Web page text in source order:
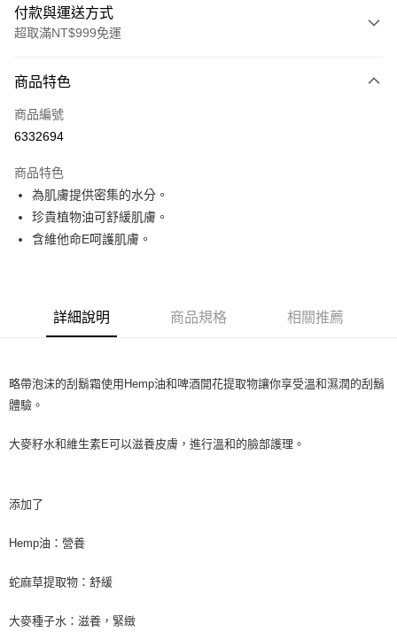
付款與運送方式
超取滿NT$999免運
信用卡一次付款
超商取貨付款
Apple Pay
街口支付
ATM付款
全家取貨付款
全家純取貨 (先付款
7-11取貨付款
每筆NT$80，滿NT$999(含以上)免運費
宅配
商品特色
商品編號
6332694
商品特色
為肌膚提供密集的水分。
珍貴植物油可舒緩肌膚。
含維他命E呵護肌膚。
詳細說明 商品規格 相關推薦
略帶泡沫的刮鬍霜使用Hemp油和啤酒開花提取物讓你享受溫和濕潤的刮鬍
體驗。
大麥籽水和維生素E可以滋養皮膚，進行溫和的臉部護理。
添加了
Hemp油：營養
蛇麻草提取物：舒緩
大麥種子水：滋養，緊緻